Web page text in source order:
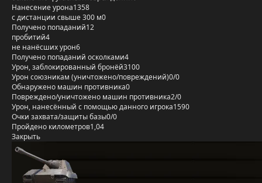
Нанесение урона1358
с дистанции свыше 300 м0
Получено попаданий12
пробитий4
не нанёсших урон6
Получено попаданий осколками4
Урон, заблокированный бронёй3100
Урон союзникам (уничтожено/повреждений)0/0
Обнаружено машин противника0
Повреждено/уничтожено машин противника2/0
Урон, нанесённый с помощью данного игрока1590
Очки захвата/защиты базы0/0
Пройдено километров1,04
Закрыть